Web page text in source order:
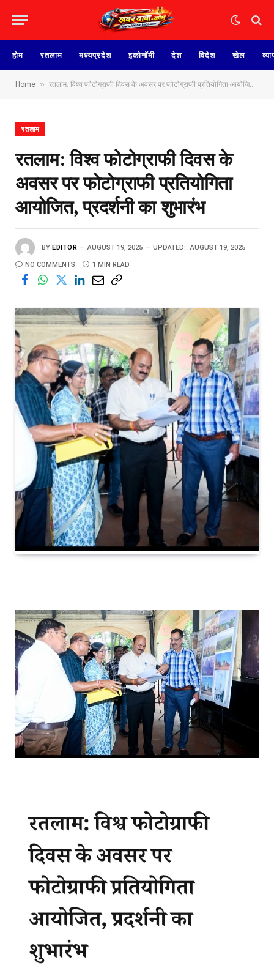
होम रतलाम मध्यप्रदेश इकोनॉमी देश विदेश खेल
Home » रतलाम: विश्व फोटोग्राफी दिवस के अवसर पर फोटोग्राफी प्रतियोगिता आयोजित, प्रदर्शनी का शुभारंभ
रतलाम
रतलाम: विश्व फोटोग्राफी दिवस के
अवसर पर फोटोग्राफी प्रतियोगिता
आयोजित, प्रदर्शनी का शुभारंभ
BY EDITOR AUGUST 19, 2025 UPDATED: AUGUST 19, 2025
NO COMMENTS 1 MIN READ